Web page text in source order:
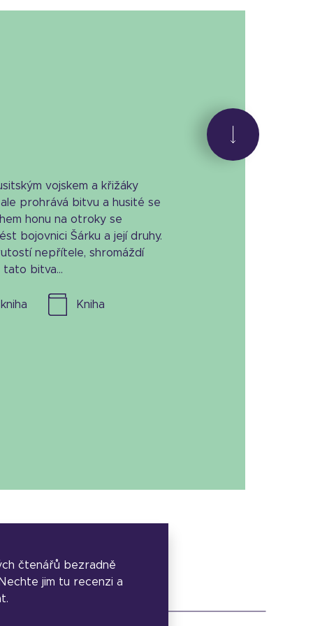
vojskem a křižáky
prohrává bitvu a husité se
honu na otroky se
bojovnici Šárku a její druhy.
nepřítele, shromáždí
tato bitva...
kniha kniha
čtenářů bezradně
jim tu recenzi a